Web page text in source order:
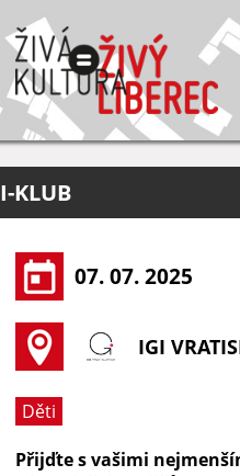
I-KLUB
07. 07. 2025
IGI
Děti
Přijďte s vašimi